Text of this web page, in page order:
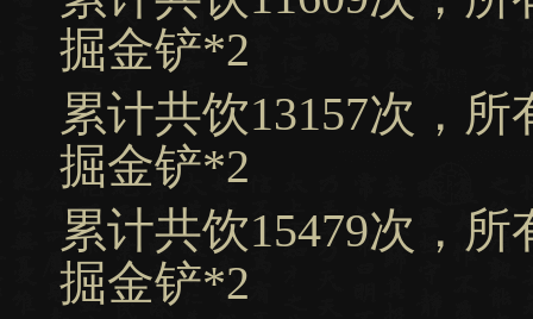
掘金铲*2
累计共饮13157次，
掘金铲*2
累计共饮15479次，
掘金铲*2